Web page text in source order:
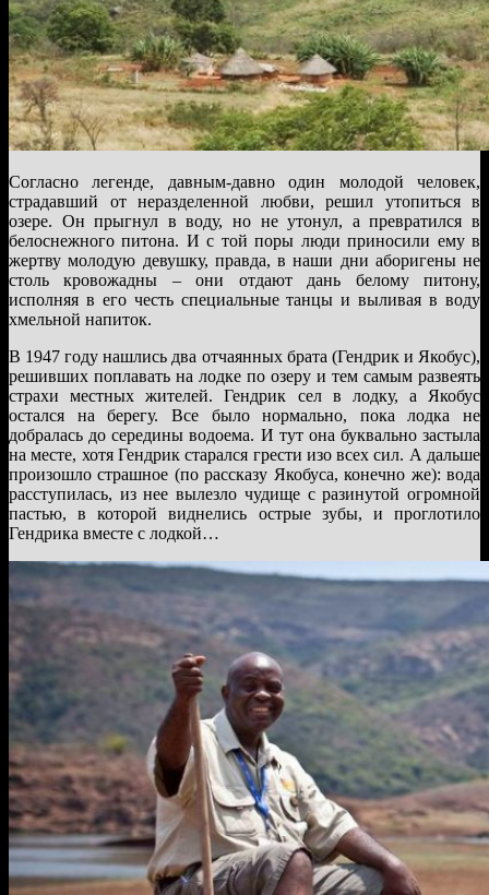
Согласно легенде, давным-давно один молодой человек,
страдавший от неразделенной любви, решил утопиться в
озере. Он прыгнул в воду, но не утонул, а превратился в
белоснежного питона. И с той поры люди приносили ему в
жертву молодую девушку, правда, в наши дни аборигены не
столь кровожадны – они отдают дань белому питону,
исполняя в его честь специальные танцы и выливая в воду
хмельной напиток.
В 1947 году нашлись два отчаянных брата (Гендрик и Якобус),
решивших поплавать на лодке по озеру и тем самым развеять
страхи местных жителей. Гендрик сел в лодку, а Якобус
остался на берегу. Все было нормально, пока лодка не
добралась до середины водоема. И тут она буквально застыла
на месте, хотя Гендрик старался грести изо всех сил. А дальше
произошло страшное (по рассказу Якобуса, конечно же): вода
расступилась, из нее вылезло чудище с разинутой огромной
пастью, в которой виднелись острые зубы, и проглотило
Гендрика вместе с лодкой…